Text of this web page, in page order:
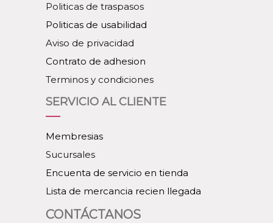
Politicas de traspasos
Politicas de usabilidad
Aviso de privacidad
Contrato de adhesion
Terminos y condiciones
SERVICIO AL CLIENTE
Membresias
Sucursales
Encuenta de servicio en tienda
Lista de mercancia recien llegada
CONTÁCTANOS